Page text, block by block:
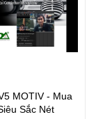
MOTIV - Mua
Sắc Nét